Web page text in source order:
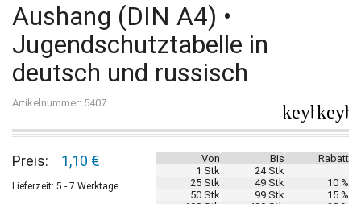
Aushang (DIN A4) •
Jugendschutztabelle in
deutsch und russisch
Artikelnummer: 5407
Von Bis
Rabatt
1 Stk
24 Stk
25 Stk
49 Stk
10 %
50 Stk
99 Stk
15 %
Preis: 1,10 €
Lieferzeit: 5 - 7 Werktage